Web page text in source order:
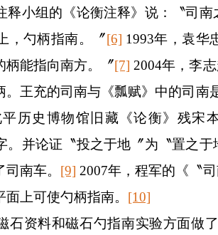
释小组的《论衡注释》说：〝司
，勺柄指南。〞[6] 1993年，袁华
柄能指向南方。〞[7] 2004年，李
王充的司南与《瓢赋》中的司南
历史博物馆旧藏《论衡》残宋
。并论证〝投之于地〞为〝置之
南车。 [9] 2007年，程军的《〝
上可使勺柄指南。 [10]
石资料和磁石勺指南实验方面做